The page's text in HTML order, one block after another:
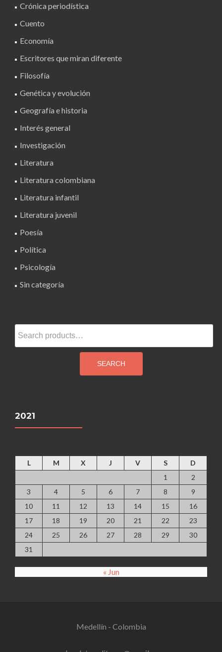
Crónica periodística
Cuento
Economía
Escritores que miran diferente
Filosofía
Genética y evolución
Geografía e historia
Interés general
Investigación
Literatura
Literatura colombiana
Literatura infantil
Literatura juvenil
Poesía
Política
Psicología
Sin categoría
Search
for:
SEARCH
2021
L M X J V S
D
1
2
3
4 5 6 7 8
9
10
11 12 13 14 15
16
17
18 19 20 21 22
23
24
25 26 27 28 29
30
31
« Jun
Medellín - Colombia